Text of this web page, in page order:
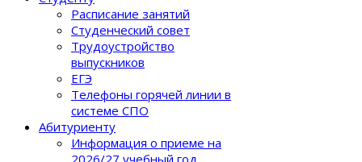
Расписание занятий
Студенческий совет
Трудоустройство
выпускников
ЕГЭ
Телефоны горячей линии в
системе СПО
Абитуриенту
Информация о приеме на
2026/27 учебный год